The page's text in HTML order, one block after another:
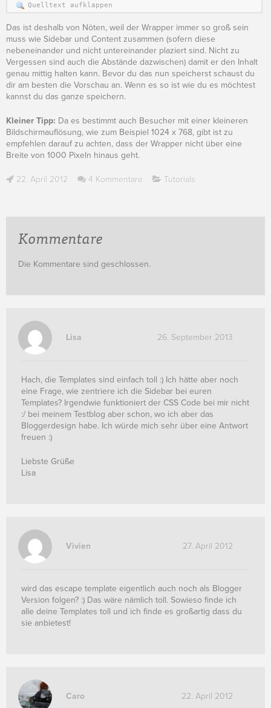
Quelltext aufklappen
Das ist deshalb von Nöten, weil der Wrapper immer so groß sein
muss wie Sidebar und Content zusammen (sofern diese
nebeneinander und nicht untereinander plaziert sind. Nicht zu
Vergessen sind auch die Abstände dazwischen) damit er den Inhalt
genau mittig halten kann. Bevor du das nun speicherst schaust du
dir am besten die Vorschau an. Wenn es so ist wie du es möchtest
kannst du das ganze speichern.
Kleiner Tipp: Da es bestimmt auch Besucher mit einer kleineren
Bildschirmauflösung, wie zum Beispiel 1024 x 768, gibt ist zu
empfehlen darauf zu achten, dass der Wrapper nicht über eine
Breite von 1000 Pixeln hinaus geht.
22. April 2012 4 Kommentare Tutorials
Kommentare
Die Kommentare sind geschlossen.
Lisa 26. September 2013
Hach, die Templates sind einfach toll :) Ich hätte aber noch
eine Frage, wie zentriere ich die Sidebar bei euren
Templates? Irgendwie funktioniert der CSS Code bei mir nicht
:/ bei meinem Testblog aber schon, wo ich aber das
Bloggerdesign habe. Ich würde mich sehr über eine Antwort
freuen :)
Liebste Grüße
Lisa
Vivien 27. April 2012
wird das escape template eigentlich auch noch als Blogger
Version folgen? :) Das wäre nämlich toll. Sowieso finde ich
alle deine Templates toll und ich finde es großartig dass du
sie anbietest!
Caro 22. April 2012